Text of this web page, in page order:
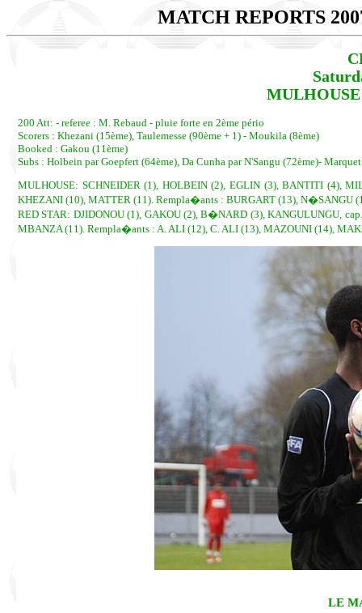
MATCH REPORTS
MULHOUSE
200 Att: - referee : M. Rebaud - pluie forte en 2ème pério
Scorers : Khezani (15ème), Taulemesse (90ème + 1) - Moukila (8ème)
Booked : Gakou (11ème)
Subs : Holbein par Goepfert (64ème), Da Cunha par N'Sangu (72ème)-
MULHOUSE: SCHNEIDER (1), HOLBEIN (2), EGLIN (3), BANTITI (4),
KHEZANI (10), MATTER (11). Rempla�ants : BURGART (13), N�SANGU
RED STAR: DJIDONOU (1), GAKOU (2), B�NARD (3), KANGULUNGU,
MBANZA (11). Rempla�ants : A. ALI (12), C. ALI (13), MAZOUNI (14),
LE